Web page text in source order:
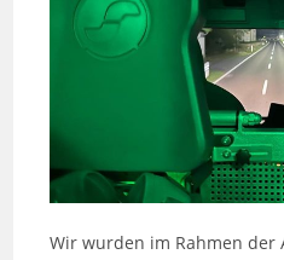
Wir wurden im Rahmen der